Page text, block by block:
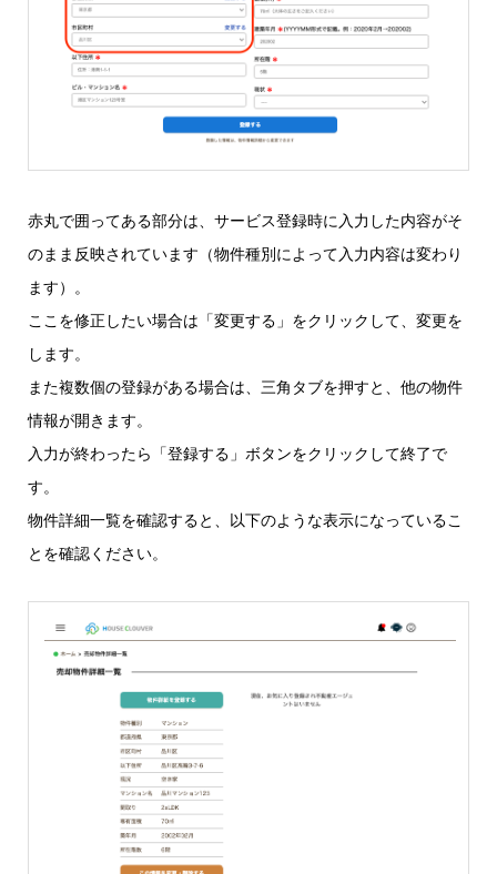
赤丸で囲ってある部分は、サービス登録時に入力した内容がそ
のまま反映されています（物件種別によって入力内容は変わり
ます）。
ここを修正したい場合は「変更する」をクリックして、変更を
します。
また複数個の登録がある場合は、三角タブを押すと、他の物件
情報が開きます。
入力が終わったら「登録する」ボタンをクリックして終了で
す。
物件詳細一覧を確認すると、以下のような表示になっているこ
とを確認ください。